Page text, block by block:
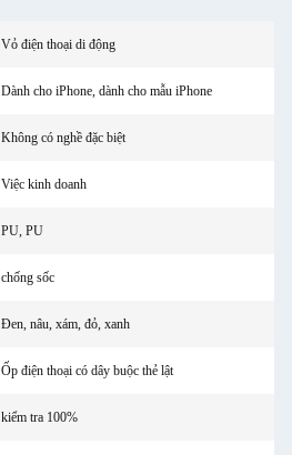
Vỏ điện thoại di động
Dành cho iPhone, dành cho mẫu iPhone
Không có nghề đặc biệt
Việc kinh doanh
PU, PU
chống sốc
Đen, nâu, xám, đỏ, xanh
Ốp điện thoại có dây buộc thẻ lật
kiểm tra 100%